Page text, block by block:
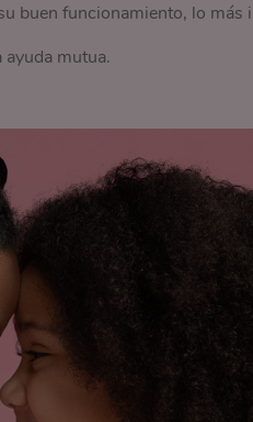
buen funcionamiento, lo más
mutua.